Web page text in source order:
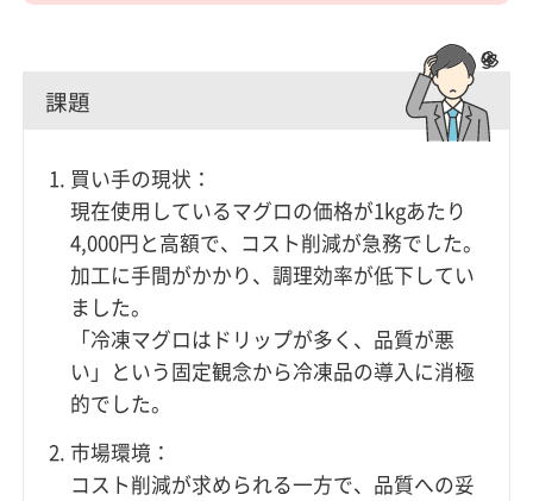
課題
買い手の現状：
現在使用しているマグロの価格が1kgあたり
4,000円と高額で、コスト削減が急務でした。
加工に手間がかかり、調理効率が低下してい
ました。
「冷凍マグロはドリップが多く、品質が悪
い」という固定観念から冷凍品の導入に消極
的でした。
市場環境：
コスト削減が求められる一方で、品質への妥